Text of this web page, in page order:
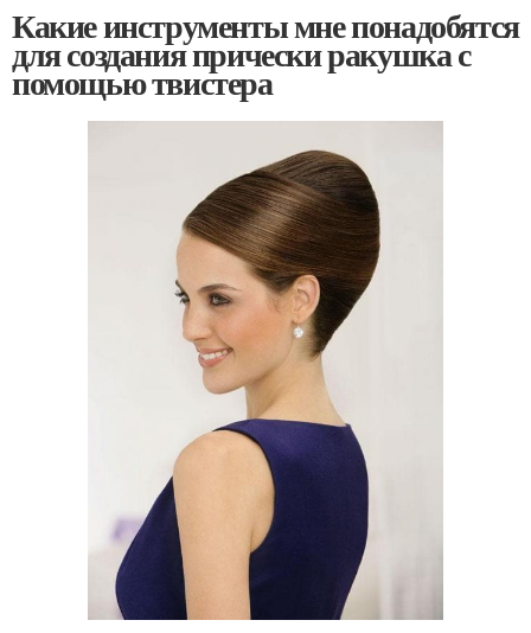
Какие инструменты мне понадобятся
для создания прически ракушка с
помощью твистера